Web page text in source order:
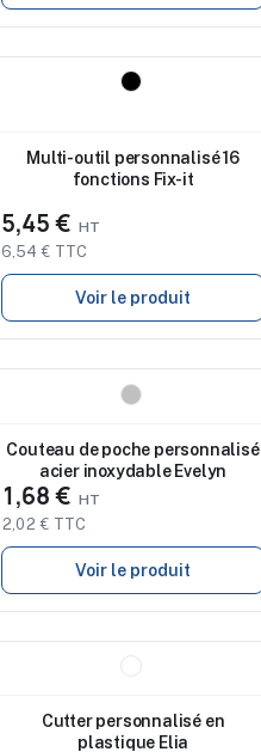
Multi-outil personnalisé 16
fonctions Fix-it
5,45 €
6,54 € TTC
Voir le produit
Couteau de poche personnalisé
acier inoxydable Evelyn
1,68 €
2,02 € TTC
Voir le produit
Cutter personnalisé en
plastique Elia